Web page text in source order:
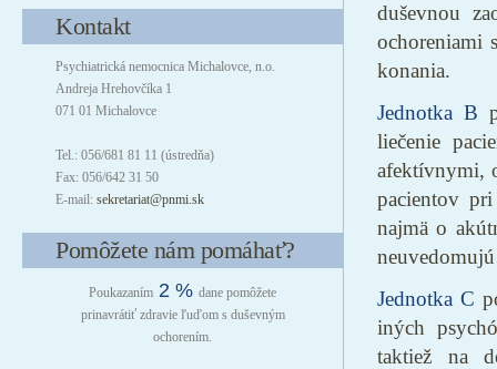
duševnou
ochoreniami
konania.
Jednotka B
liečenie
afektívnymi,
pacientov
najmä o
Jednotka C
iných
taktiež na
Kontakt
Psychiatrická nemocnica Michalovce, n.o.
Andreja Hrehovčíka 1
071 01 Michalovce
Tel.: 056/681 81 11 (ústredňa)
Fax: 056/642 31 50
E-mail: sekretariat@pnmi.sk
Pomôžete nám pomáhať?
Poukazaním 2 % dane pomôžete
prinavrátiť zdravie ľuďom s duševným
ochorením.